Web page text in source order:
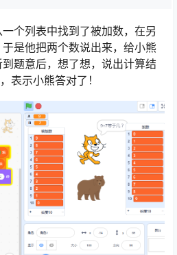
个列表中找到了被加数，在另
是他把两个数说出来，给小熊
题意后，想了想，说出计算结
表示小熊答对了！